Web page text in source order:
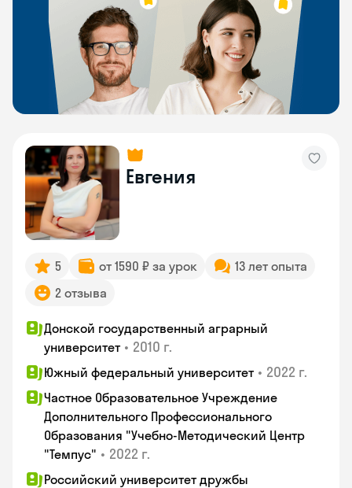
Евгения
5 от 1590 ₽ за урок
13 лет опыта
2 отзыва
Донской государственный аграрный
университет • 2010 г.
Южный федеральный университет • 2022 г.
Частное Образовательное Учреждение
Дополнительного Профессионального
Образования "Учебно-Методический Центр
"Темпус" • 2022 г.
Российский университет дружбы